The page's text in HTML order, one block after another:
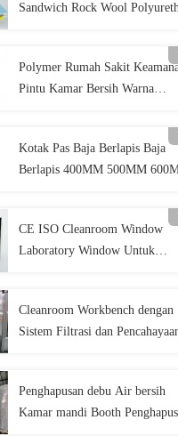
Sandwich Rock Wool
Polymer Rumah Sakit
Pintu Kamar Bersih Warna
Kotak Pas Baja Berlapis Baja
Berlapis 400MM 500MM
CE ISO Cleanroom Window
Laboratory Window Untuk
Cleanroom Workbench dengan
Sistem Filtrasi dan
Penghapusan debu Air bersih
Kamar mandi Booth